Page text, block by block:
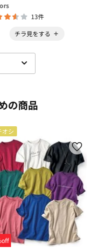
13件
チラ見をする
の商品
オシ